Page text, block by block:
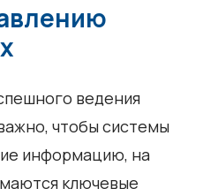
ведения
чтобы системы
информацию, на
ключевые